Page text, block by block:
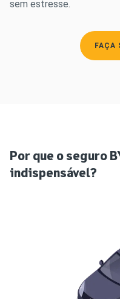
sem estresse.
FAÇA
Por que o seguro
indispensável?